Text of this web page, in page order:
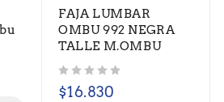
FAJA LUMBAR
OMBU 992 NEGRA
TALLE M.OMBU
$16.830